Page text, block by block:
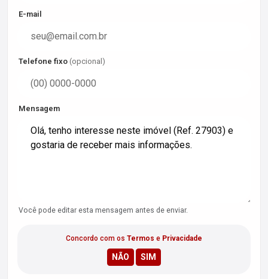
E-mail
Telefone fixo (opcional)
Mensagem
Você pode editar esta mensagem antes de enviar.
Concordo com os Termos e Privacidade